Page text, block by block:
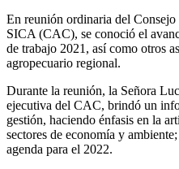
En reunión ordinaria del
SICA (CAC), se conoció el
de trabajo 2021, así como otros
agropecuario regional.
Durante la reunión, la Señora
ejecutiva del CAC, brindó un
gestión, haciendo énfasis en la
sectores de economía y
agenda para el 2022.